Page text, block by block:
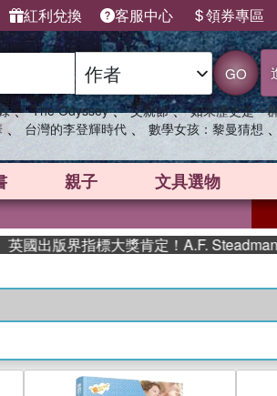
紅利兌換 客服中心 領券專區
GO
、 The Odyssey 、 父親節 、 如果歷史是一
、 台灣的李登輝時代 、 數學女孩：黎曼猜想 、
親子 文具選物
版界指標大獎肯定！A.F. Steadman 獲